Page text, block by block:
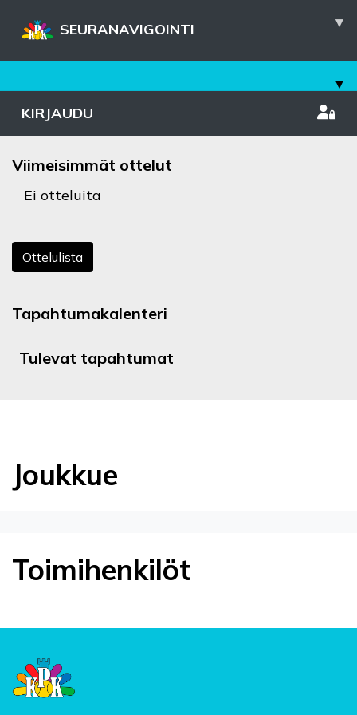
SEURANAVIGOINTI ▾
▾
KIRJAUDU
Viimeisimmät ottelut
Ei otteluita
Ottelulista
Tapahtumakalenteri
Tulevat tapahtumat
Joukkue
Toimihenkilöt